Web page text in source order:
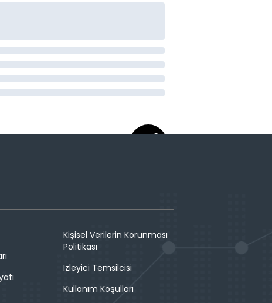
Kişisel Verilerin Korunması
Politikası
İzleyici Temsilcisi
Kullanım Koşulları